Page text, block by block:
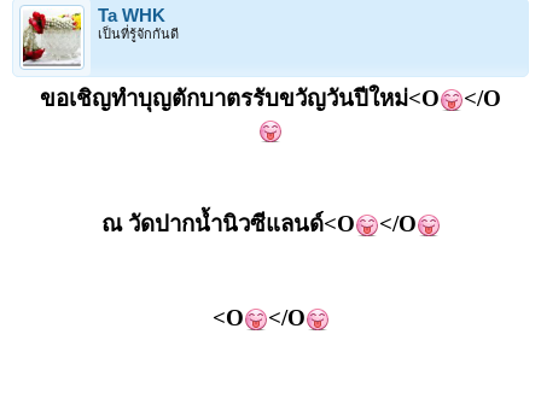
Ta WHK
เป็นที่รู้จักกันดี
ขอเชิญทำบุญตักบาตรรับขวัญวันปีใหม่<O </O
ณ วัดปากน้ำนิวซีแลนด์<O </O
<O </O